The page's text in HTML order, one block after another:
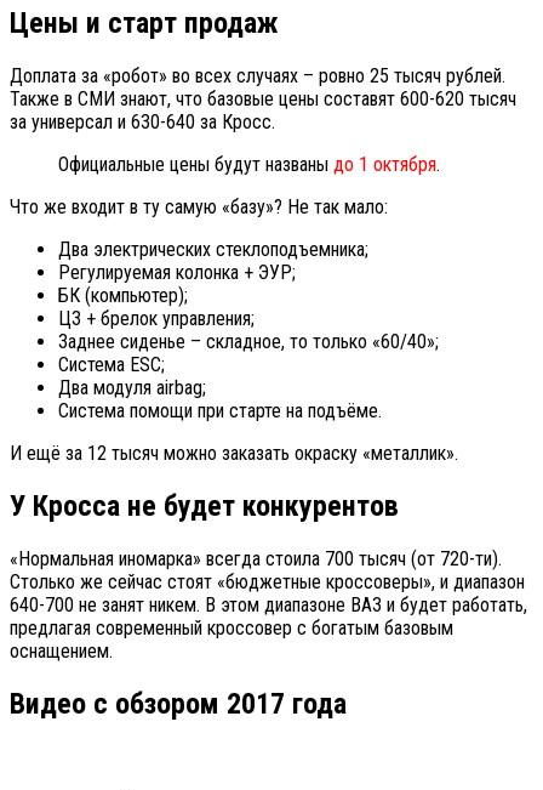
Цены и старт продаж
Доплата за «робот» во всех случаях – ровно 25 тысяч рублей.
Также в СМИ знают, что базовые цены составят 600-620 тысяч
за универсал и 630-640 за Кросс.
Официальные цены будут названы до 1 октября.
Что же входит в ту самую «базу»? Не так мало:
Два электрических стеклоподъемника;
Регулируемая колонка + ЭУР;
БК (компьютер);
ЦЗ + брелок управления;
Заднее сиденье – складное, то только «60/40»;
Система ESC;
Два модуля airbag;
Система помощи при старте на подъёме.
И ещё за 12 тысяч можно заказать окраску «металлик».
У Кросса не будет конкурентов
«Нормальная иномарка» всегда стоила 700 тысяч (от 720-ти).
Столько же сейчас стоят «бюджетные кроссоверы», и диапазон
640-700 не занят никем. В этом диапазоне ВАЗ и будет работать,
предлагая современный кроссовер с богатым базовым
оснащением.
Видео с обзором 2017 года